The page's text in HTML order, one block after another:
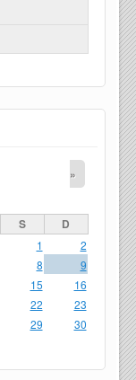
»
S D
1
2
8
9
15
16
22
23
29
30